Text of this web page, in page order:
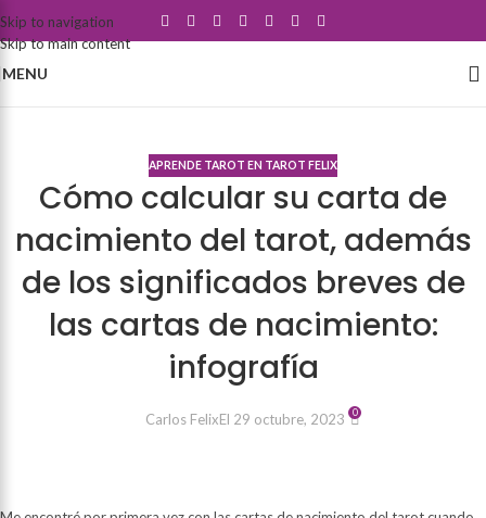
Skip to navigation
Skip to main content
MENU
APRENDE TAROT EN TAROT FELIX
Cómo calcular su carta de
nacimiento del tarot, además
de los significados breves de
las cartas de nacimiento:
infografía
Carlos FelixEl 29 octubre, 2023 0